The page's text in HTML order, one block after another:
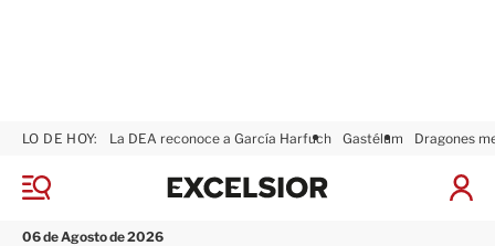
M
n
06 de Agosto de 2026
LO DE HOY: La DEA reconoce a García Harfuch Gastélum Dragones
I
x